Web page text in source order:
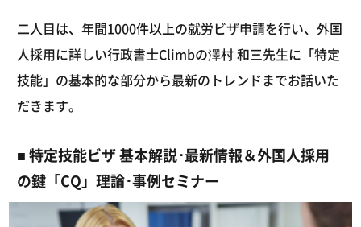
二人目は、年間1000件以上の就労ビザ申請を行い、外国
人採用に詳しい行政書士Climbの澤村 和三先生に「特定
技能」の基本的な部分から最新のトレンドまでお話いた
だきます。
■ 特定技能ビザ 基本解説･最新情報＆外国人採用
の鍵「CQ」理論･事例セミナー